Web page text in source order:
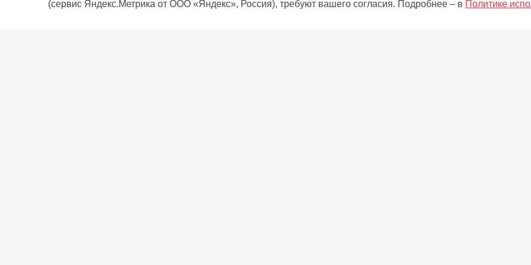
(сервис Яндекс.Метрика от ООО «Яндекс», Россия), требуют вашего согласия. Подробнее – в Политике